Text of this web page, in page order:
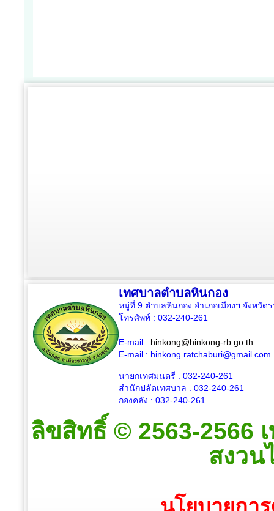
เทศบาลตำบลหินกอง
หมู่ที่ 9 ตำบลหินกอง อำเภอเมืองฯ จังหวัด
โทรศัพท์ : 032-240-261
E-mail : hinkong@hinkong-rb.go.th
E-mail : hinkong.ratchaburi@gmail.com
นายกเทศมนตรี : 032-240-261
สำนักปลัดเทศบาล : 032-240-261
กองคลัง : 032-240-261
ลิขสิทธิ์ © 2563-2566
สงวน
นโยบายกา